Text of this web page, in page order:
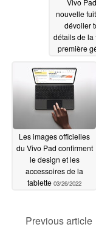
Vivo
nouvelle
dévoiler
détails de la
première
03/
Les images officielles
du Vivo Pad confirment
le design et les
accessoires de la
tablette 03/26/2022
Previous article